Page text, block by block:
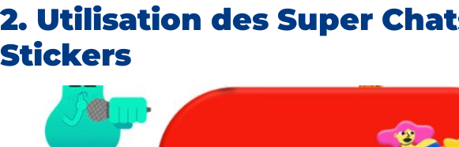
2. Utilisation des Super
Stickers